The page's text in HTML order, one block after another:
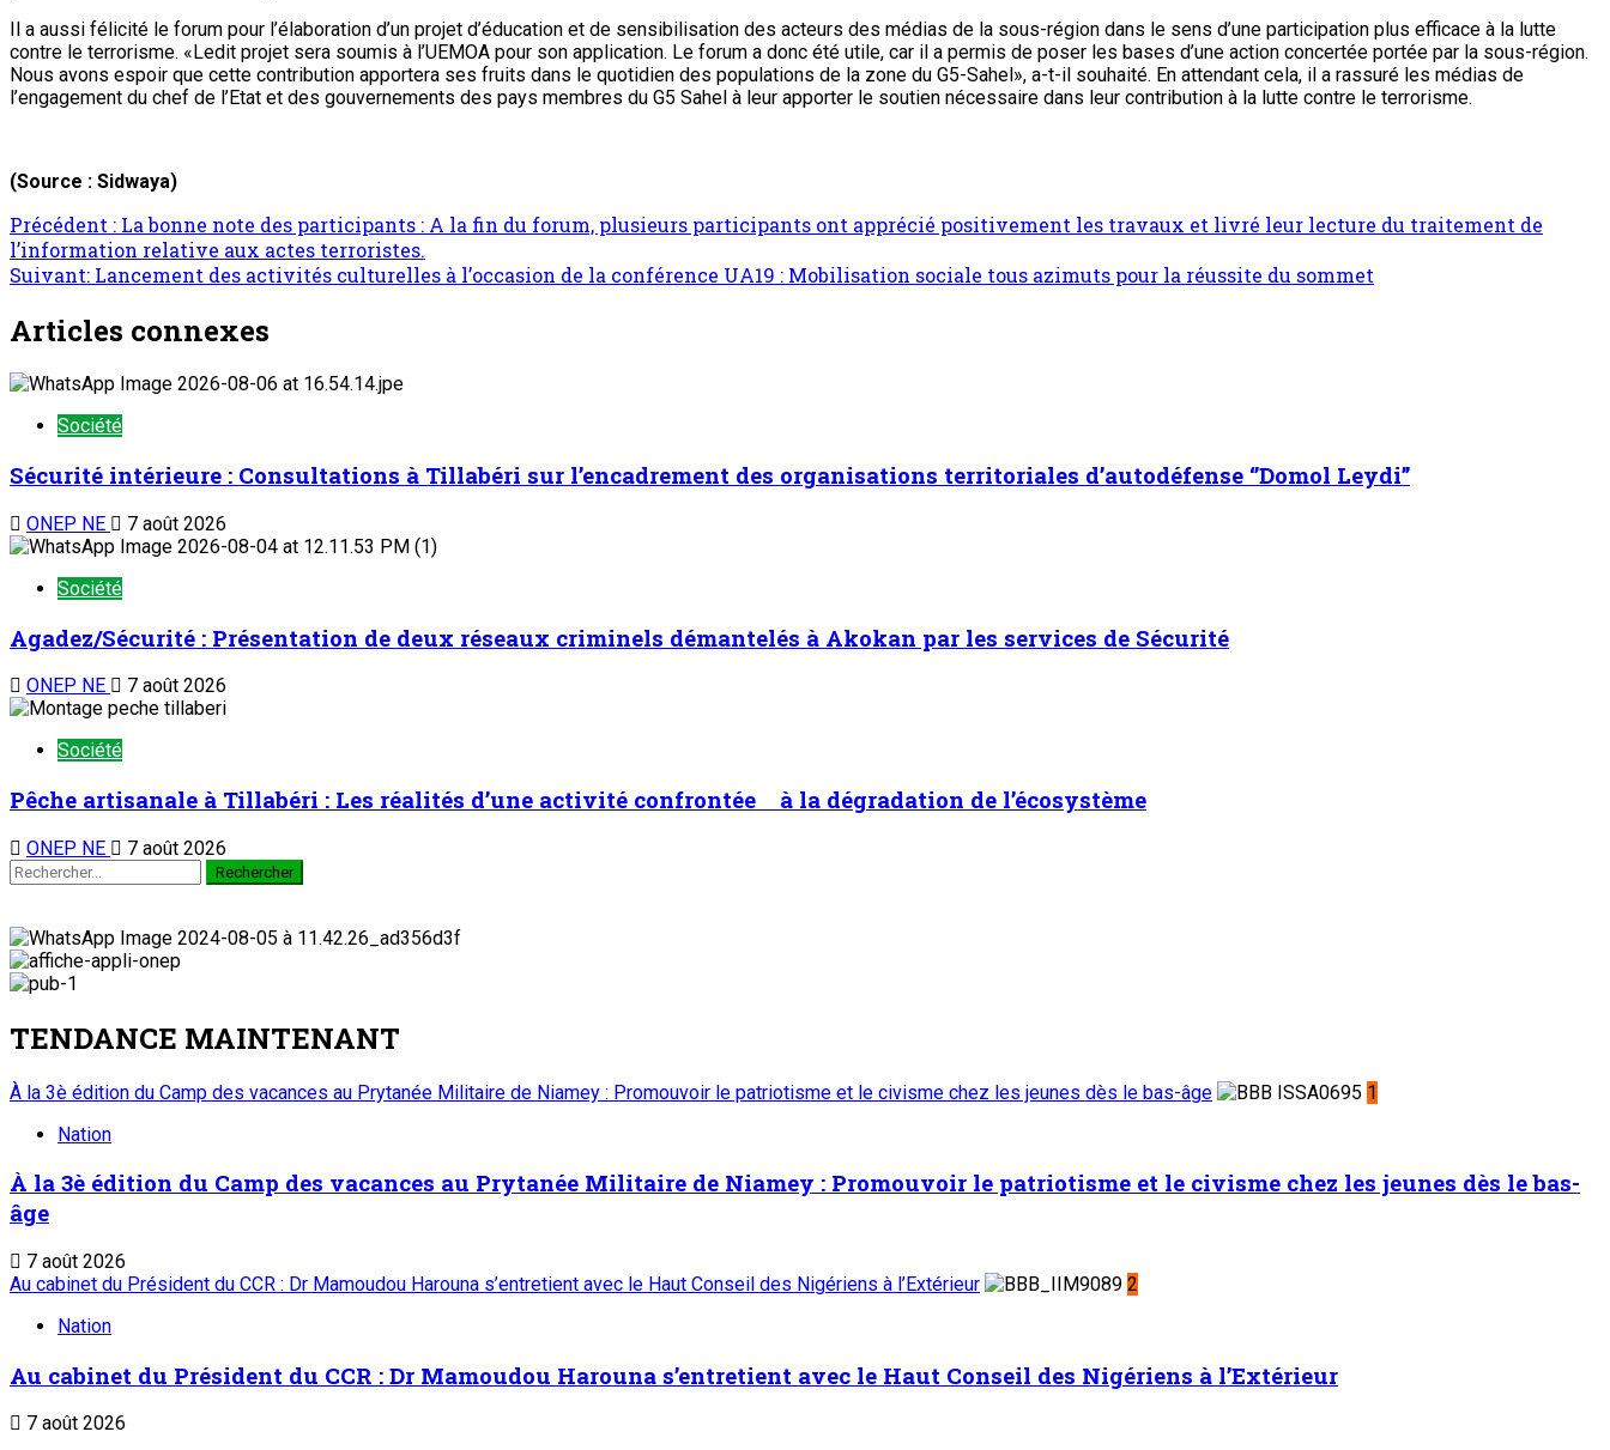
Il a aussi félicité le forum pour l’élaboration d’un projet d’éducation et de sensibilisation des acteurs des médias de la sous-région dans le sens d’une participation plus efficace à la lutte
contre le terrorisme. «Ledit projet sera soumis à l’UEMOA pour son application. Le forum a donc été utile, car il a permis de poser les bases d’une action concertée portée par la sous-région.
Nous avons espoir que cette contribution apportera ses fruits dans le quotidien des populations de la zone du G5-Sahel», a-t-il souhaité. En attendant cela, il a rassuré les médias de
l’engagement du chef de l’Etat et des gouvernements des pays membres du G5 Sahel à leur apporter le soutien nécessaire dans leur contribution à la lutte contre le terrorisme.
(Source : Sidwaya)
Navigation
d’article
Précédent : La bonne note des participants : A la fin du forum, plusieurs participants ont apprécié positivement les travaux et livré leur lecture du traitement de
l’information relative aux actes terroristes.
Suivant: Lancement des activités culturelles à l’occasion de la conférence UA19 : Mobilisation sociale tous azimuts pour la réussite du sommet
Articles connexes
Société
Sécurité intérieure : Consultations à Tillabéri sur l’encadrement des organisations territoriales d’autodéfense ‘’Domol Leydi’’
ONEP NE 7 août 2026
Société
Agadez/Sécurité : Présentation de deux réseaux criminels démantelés à Akokan par les services de Sécurité
ONEP NE 7 août 2026
Société
Pêche artisanale à Tillabéri : Les réalités d’une activité confrontée à la dégradation de l’écosystème
ONEP NE
7 août 2026
Rechercher :
TENDANCE MAINTENANT
À la 3è édition du Camp des vacances au Prytanée Militaire de Niamey : Promouvoir le patriotisme et le civisme chez les jeunes dès le bas-âge
1
Nation
À la 3è édition du Camp des vacances au Prytanée Militaire de Niamey : Promouvoir le patriotisme et le civisme chez les jeunes dès le bas-
âge
7 août 2026
Au cabinet du Président du CCR : Dr Mamoudou Harouna s’entretient avec le Haut Conseil des Nigériens à l’Extérieur
2
Nation
Au cabinet du Président du CCR : Dr Mamoudou Harouna s’entretient avec le Haut Conseil des Nigériens à l’Extérieur
7 août 2026